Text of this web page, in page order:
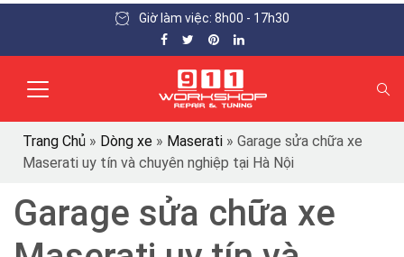
Giờ làm việc: 8h00 - 17h30
Trang Chủ » Dòng xe » Maserati » Garage sửa chữa xe
Maserati uy tín và chuyên nghiệp tại Hà Nội
Garage sửa chữa xe